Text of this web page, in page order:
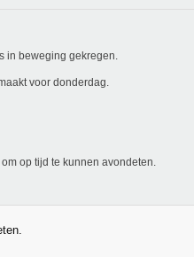
in beweging gekregen.
voor donderdag.
op tijd te kunnen avondeten.